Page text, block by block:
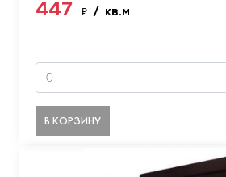
447 ₽ / кв.м
В КОРЗИНУ